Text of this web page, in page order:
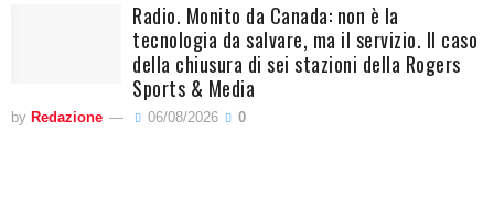
Radio. Monito da Canada: non è la
tecnologia da salvare, ma il servizio. Il caso
della chiusura di sei stazioni della Rogers
Sports & Media
by Redazione 06/08/2026 0